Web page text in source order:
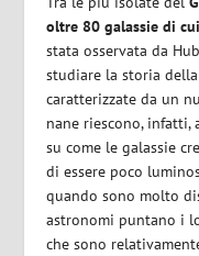
oltre 80 galassie di
stata osservata da
studiare la storia
caratterizzate da un
nane riescono,
su come le galassie
di essere poco
quando sono molto
astronomi puntano i
che sono